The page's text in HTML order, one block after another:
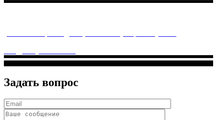
Задать вопрос